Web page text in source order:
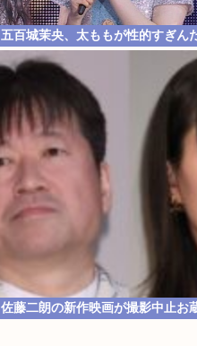
五百城茉央、太ももが性的すぎん
佐藤二朗の新作映画が撮影中止お